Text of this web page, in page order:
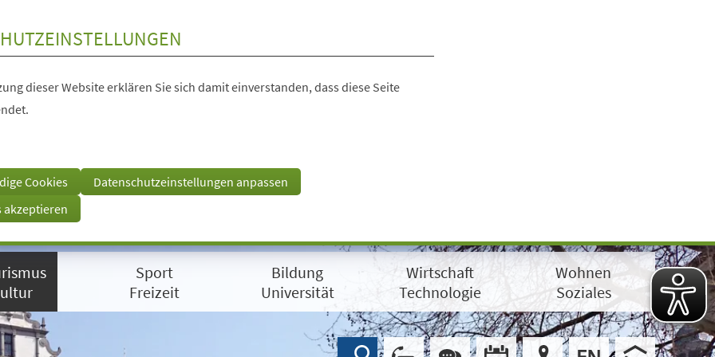
dieser Website erklären Sie sich damit einverstanden, dass diese Seite
Cookies
Datenschutzeinstellungen anpassen
akzeptieren
Sport
Freizeit
Bildung
Universität
Wirtschaft
Technologie
Wohnen
Soziales